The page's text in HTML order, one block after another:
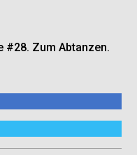
#28. Zum Abtanzen.